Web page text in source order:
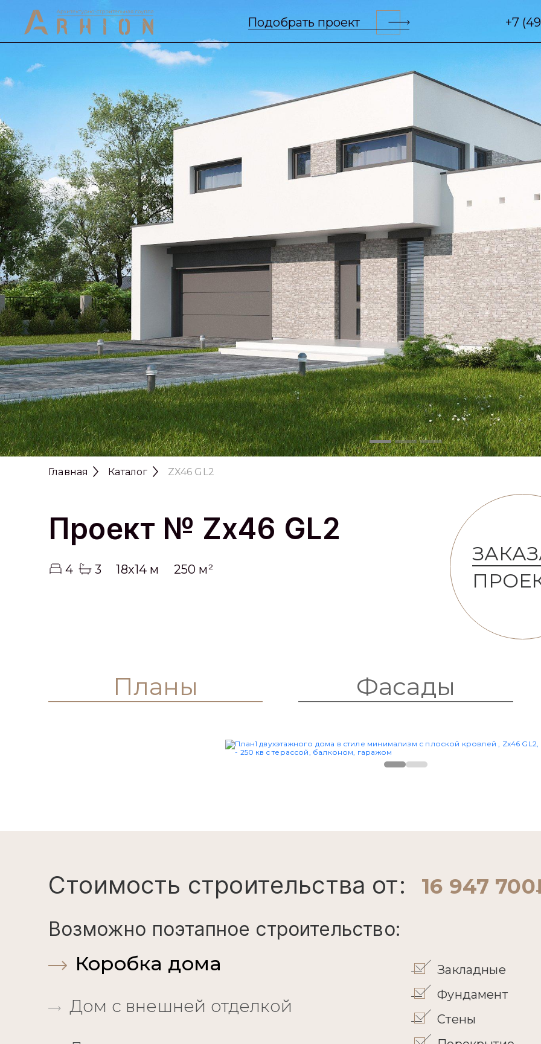
Подобрать проект +7
Previous
Главная Каталог ZX46 GL2
Проект № Zx46 GL2
4 3 18x14 м 250 м²
Планы Фасады
Стоимость строительства от: 16 947
Возможно поэтапное строительство:
Коробка дома
Дом с внешней отделкой
Закладные
Фундамент
Стены